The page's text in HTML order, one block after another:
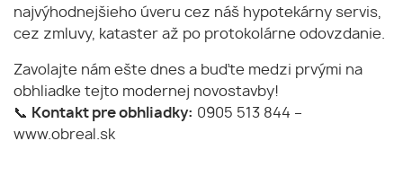
najvýhodnejšieho úveru cez náš hypotekárny servis,
cez zmluvy, kataster až po protokolárne odovzdanie.
Zavolajte nám ešte dnes a buďte medzi prvými na
obhliadke tejto modernej novostavby!
📞 Kontakt pre obhliadky: 0905 513 844 –
www.obreal.sk